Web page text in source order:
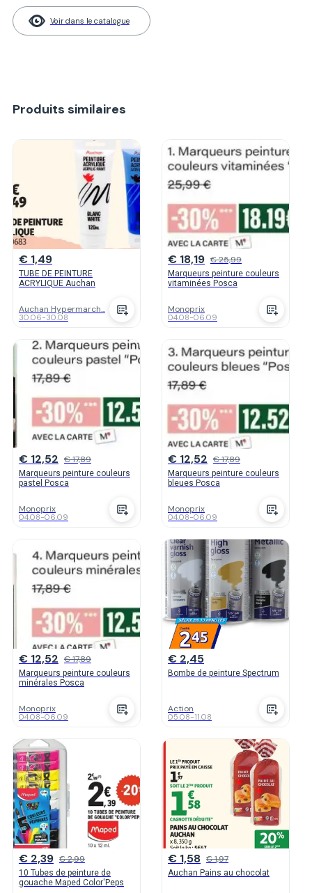
Voir dans le catalogue
Produits similaires
€ 1,49
TUBE DE PEINTURE
ACRYLIQUE Auchan
Auchan Hypermarch...
30.06-30.08
€ 18,19 € 25,99
Marqueurs peinture couleurs
vitaminées Posca
Monoprix
04.08-06.09
€ 12,52 € 17,89
Marqueurs peinture couleurs
pastel Posca
Monoprix
04.08-06.09
€ 12,52 € 17,89
Marqueurs peinture couleurs
bleues Posca
Monoprix
04.08-06.09
€ 12,52 € 17,89
Marqueurs peinture couleurs
minérales Posca
Monoprix
04.08-06.09
€ 2,45
Bombe de peinture Spectrum
Action
05.08-11.08
€ 2,39 € 2,99
10 Tubes de peinture de
gouache Maped Color'Peps
€ 1,58 € 1,97
Auchan Pains au chocolat